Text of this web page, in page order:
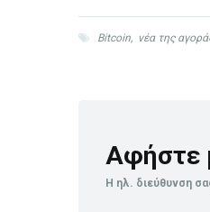
Bitcoin, νέα της
Αφήστε
Η ηλ. διεύθυνση